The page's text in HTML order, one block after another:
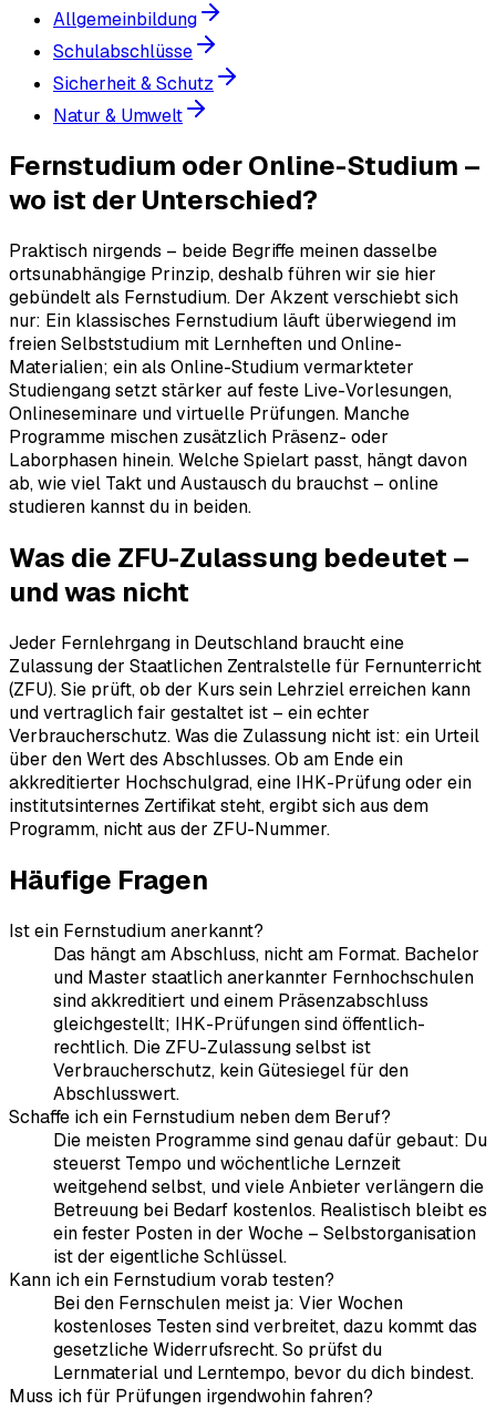
Allgemeinbildung
Schulabschlüsse
Sicherheit & Schutz
Natur & Umwelt
Fernstudium oder Online-Studium –
wo ist der Unterschied?
Praktisch nirgends – beide Begriffe meinen dasselbe
ortsunabhängige Prinzip, deshalb führen wir sie hier
gebündelt als Fernstudium. Der Akzent verschiebt sich
nur: Ein klassisches Fernstudium läuft überwiegend im
freien Selbststudium mit Lernheften und Online-
Materialien; ein als Online-Studium vermarkteter
Studiengang setzt stärker auf feste Live-Vorlesungen,
Onlineseminare und virtuelle Prüfungen. Manche
Programme mischen zusätzlich Präsenz- oder
Laborphasen hinein. Welche Spielart passt, hängt davon
ab, wie viel Takt und Austausch du brauchst – online
studieren kannst du in beiden.
Was die ZFU-Zulassung bedeutet –
und was nicht
Jeder Fernlehrgang in Deutschland braucht eine
Zulassung der Staatlichen Zentralstelle für Fernunterricht
(ZFU). Sie prüft, ob der Kurs sein Lehrziel erreichen kann
und vertraglich fair gestaltet ist – ein echter
Verbraucherschutz. Was die Zulassung nicht ist: ein Urteil
über den Wert des Abschlusses. Ob am Ende ein
akkreditierter Hochschulgrad, eine IHK-Prüfung oder ein
institutsinternes Zertifikat steht, ergibt sich aus dem
Programm, nicht aus der ZFU-Nummer.
Häufige Fragen
Ist ein Fernstudium anerkannt?
Das hängt am Abschluss, nicht am Format. Bachelor
und Master staatlich anerkannter Fernhochschulen
sind akkreditiert und einem Präsenzabschluss
gleichgestellt; IHK-Prüfungen sind öffentlich-
rechtlich. Die ZFU-Zulassung selbst ist
Verbraucherschutz, kein Gütesiegel für den
Abschlusswert.
Schaffe ich ein Fernstudium neben dem Beruf?
Die meisten Programme sind genau dafür gebaut: Du
steuerst Tempo und wöchentliche Lernzeit
weitgehend selbst, und viele Anbieter verlängern die
Betreuung bei Bedarf kostenlos. Realistisch bleibt es
ein fester Posten in der Woche – Selbstorganisation
ist der eigentliche Schlüssel.
Kann ich ein Fernstudium vorab testen?
Bei den Fernschulen meist ja: Vier Wochen
kostenloses Testen sind verbreitet, dazu kommt das
gesetzliche Widerrufsrecht. So prüfst du
Lernmaterial und Lerntempo, bevor du dich bindest.
Muss ich für Prüfungen irgendwohin fahren?